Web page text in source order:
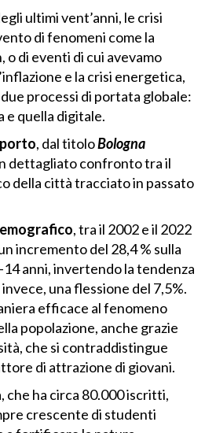
ultimi vent’anni, le crisi
di fenomeni come la
o di eventi di cui avevamo
e la crisi energetica,
processi di portata globale:
e quella digitale.
, dal titoloBologna
dettagliato confronto tra il
della città tracciato in passato
, tra il 2002 e il 2022
incremento del 28,4 % sulla
anni, invertendo la tendenza
una flessione del 7,5%.
efficace al fenomeno
popolazione, anche grazie
che si contraddistingue
di attrazione di giovani.
che ha circa 80.000 iscritti,
crescente di studenti